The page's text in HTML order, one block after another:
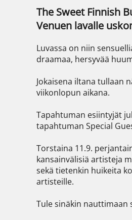
The Sweet Finnish
Venuen lavalle
Luvassa on niin
draamaa, hersyvää
Jokaisena iltana tullaan
viikonlopun aikana.
Tapahtuman esiintyjät
tapahtuman Special
Torstaina 11.9.
kansainvälisiä artisteja
sekä tietenkin huikeita
artisteille.
Tule sinäkin nauttimaan